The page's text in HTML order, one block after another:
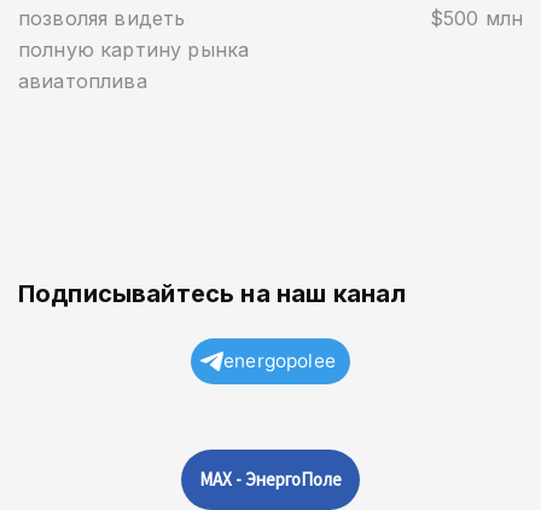
позволяя видеть
полную картину рынка
авиатоплива
$500 млн
Подписывайтесь на наш канал
energopolee
MAX - ЭнергоПоле